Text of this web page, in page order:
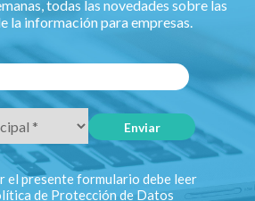
todas las novedades sobre las
la información para empresas.
el presente formulario debe leer
de Protección de Datos